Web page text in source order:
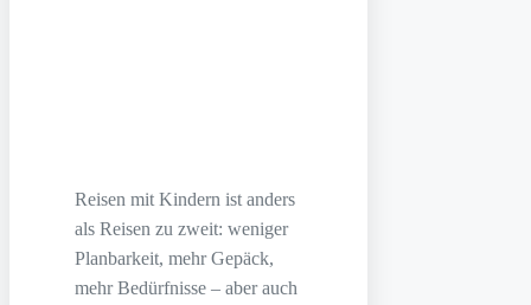
Reisen mit Kindern ist anders
als Reisen zu zweit: weniger
Planbarkeit, mehr Gepäck,
mehr Bedürfnisse – aber auch